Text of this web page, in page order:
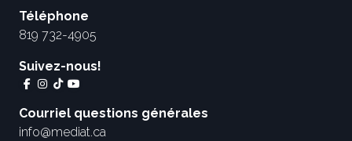
Téléphone
819 732-4905
Suivez-nous!
Courriel questions générales
info@mediat.ca